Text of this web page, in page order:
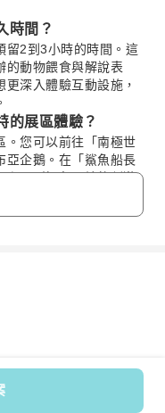
時間？
留2到3小時的時間。這
的動物餵食與解說表
深入體驗互動設施，
的展區體驗？
。您可以前往「南極世
亞企鵝。在「鯊魚船長
和巨型魟魚環繞的刺激
大堡礁豐富多彩的海
各種教育性講解與動
？現場購票與預訂有
種方式。現場購票在
眾交通方式可以抵
交通十分便利。您可
70號或75號電車，在